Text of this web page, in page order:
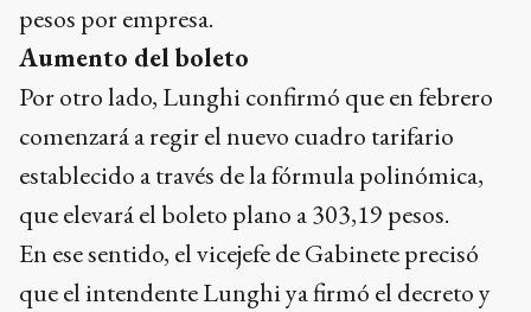
pesos por empresa.
Aumento del boleto
Por otro lado, Lunghi confirmó que en febrero
comenzará a regir el nuevo cuadro tarifario
establecido a través de la fórmula polinómica,
que elevará el boleto plano a 303,19 pesos.
En ese sentido, el vicejefe de Gabinete precisó
que el intendente Lunghi ya firmó el decreto y